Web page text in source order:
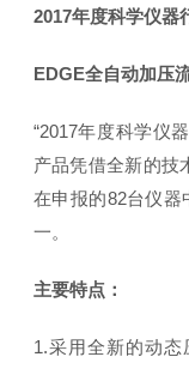
2017年度科学仪器
EDGE全自动加压
“2017年度科学仪
产品凭借全新的技
在申报的82台仪器
一。
主要特点：
1.采用全新的动态